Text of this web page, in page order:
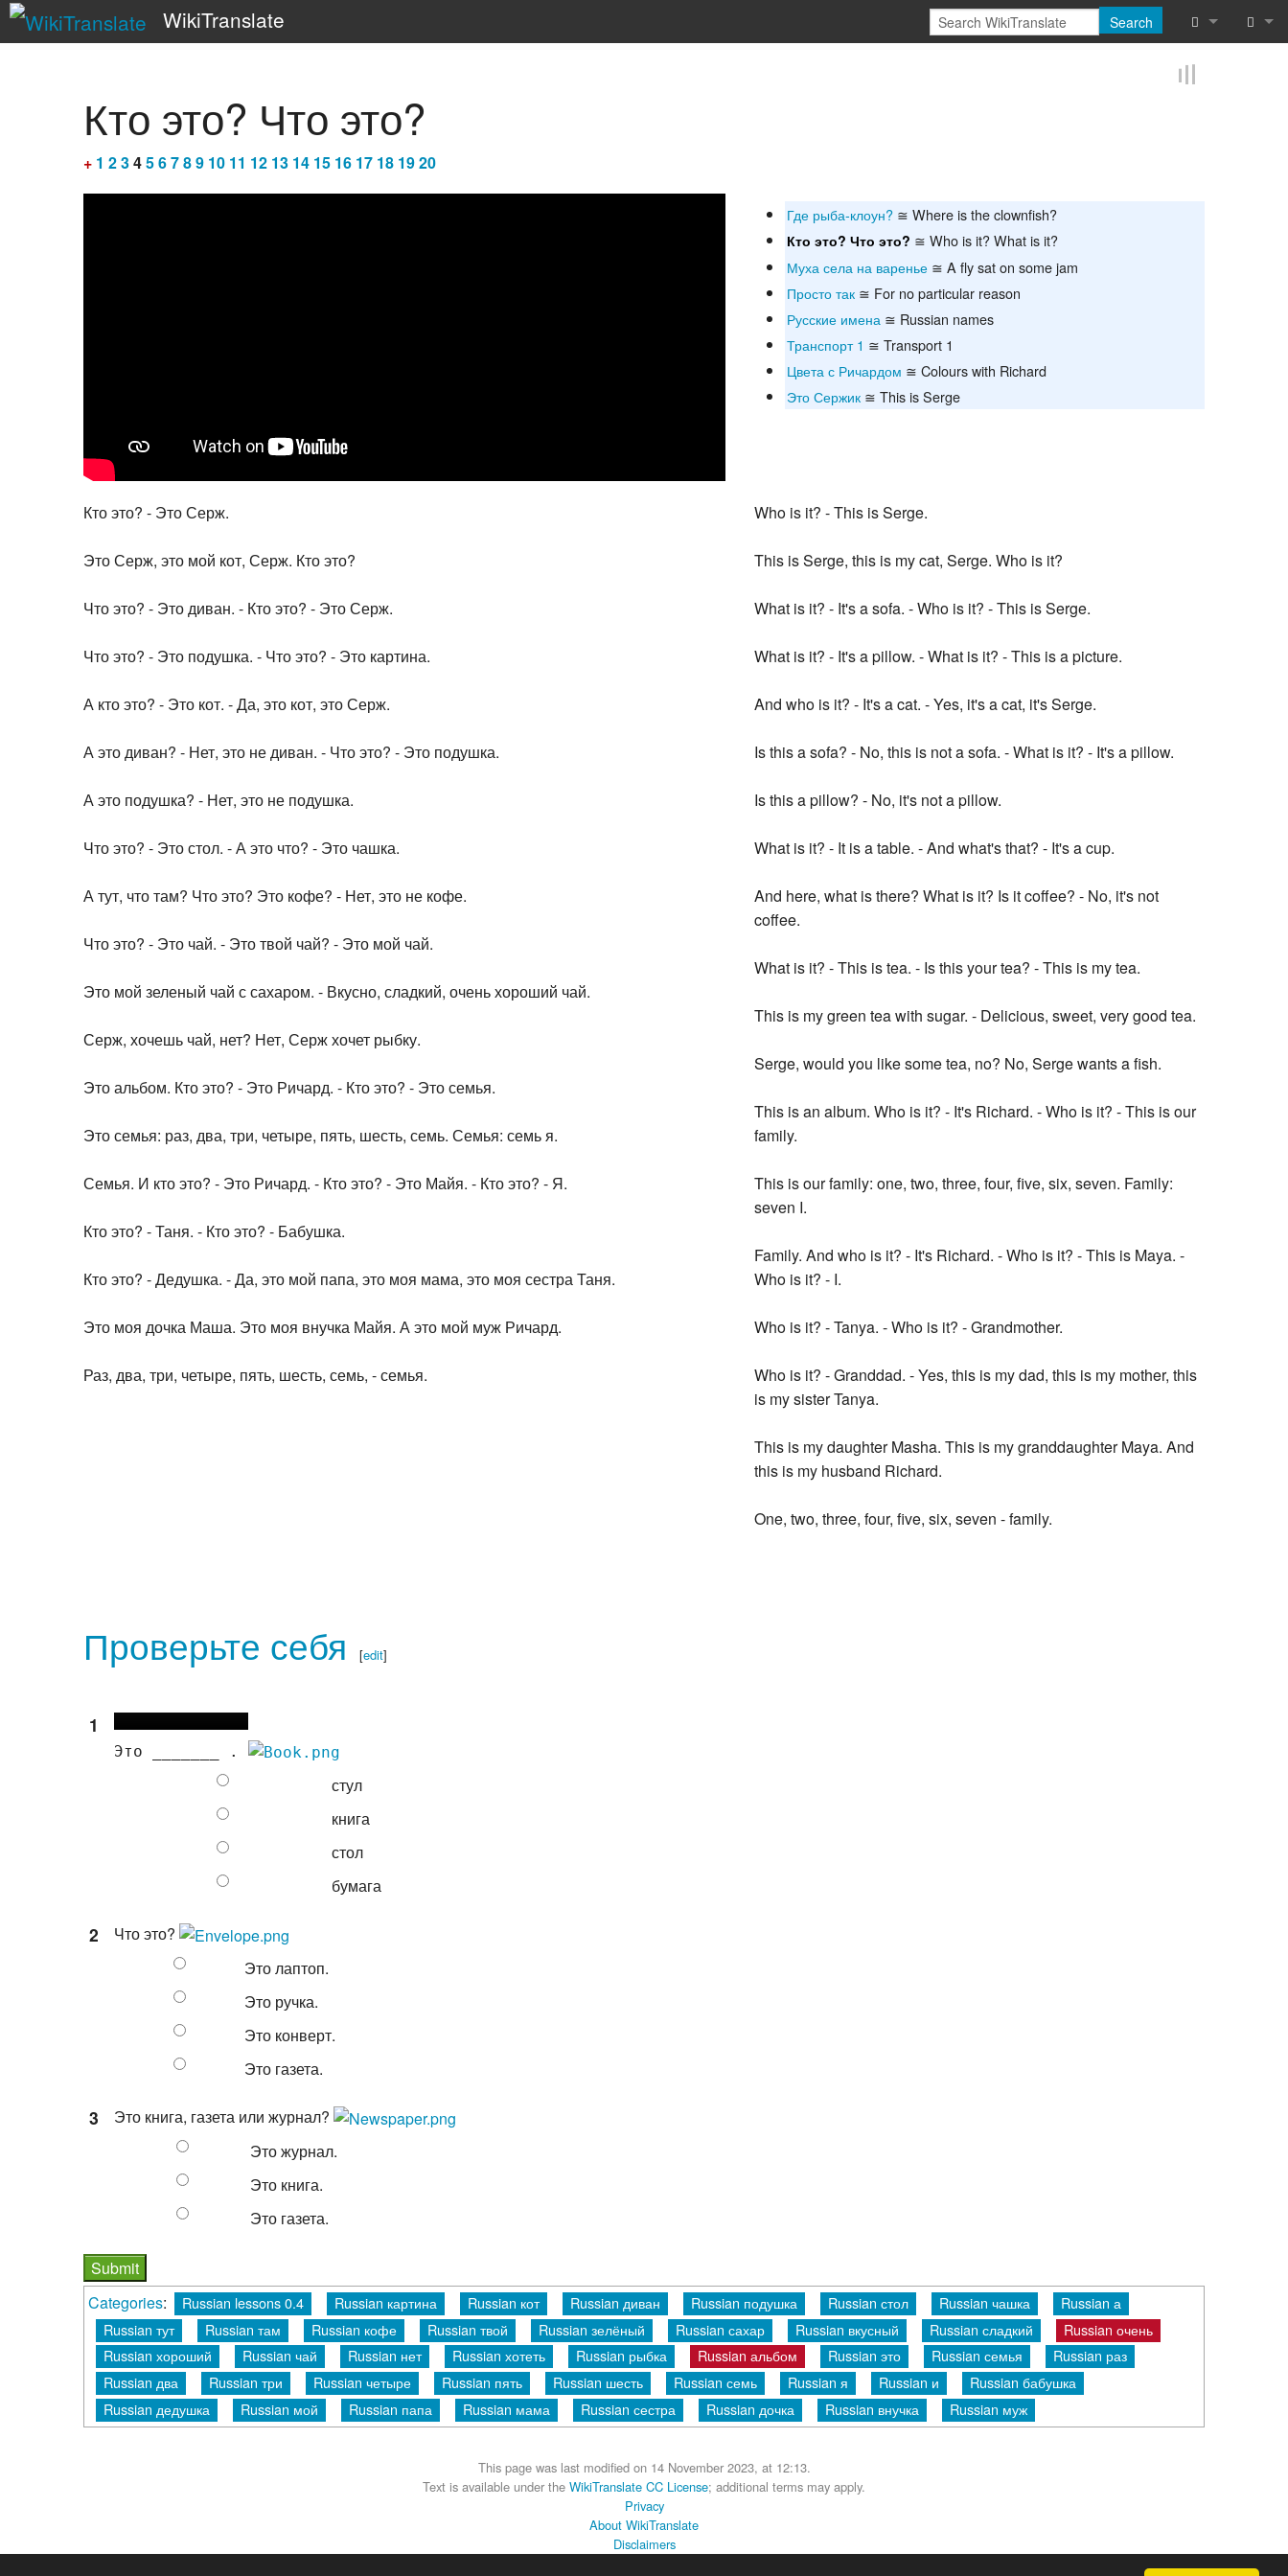
WikiTranslate Search
Кто это? Что это?
+ 1 23456789 10 11 12 13 14 15 16 17 18 1920
Где рыба-клоун? ≅ Where is the clownfish?
Кто это? Что это? ≅ Who is it? What is it?
Муха села на варенье ≅ A fly sat on some jam
Просто так ≅ For no particular reason
Русские имена ≅ Russian names
Транспорт 1 ≅ Transport 1
Цвета с Ричардом ≅ Colours with Richard
Это Сержик ≅ This is Serge
Кто это? - Это Серж.
Это Серж, это мой кот, Серж. Кто это?
Что это? - Это диван. - Кто это? - Это Серж.
Что это? - Это подушка. - Что это? - Это картина.
А кто это? - Это кот. - Да, это кот, это Серж.
А это диван? - Нет, это не диван. - Что это? - Это подушка.
А это подушка? - Нет, это не подушка.
Что это? - Это стол. - А это что? - Это чашка.
А тут, что там? Что это? Это кофе? - Нет, это не кофе.
Что это? - Это чай. - Это твой чай? - Это мой чай.
Это мой зеленый чай с сахаром. - Вкусно, сладкий, очень хороший чай.
Серж, хочешь чай, нет? Нет, Серж хочет рыбку.
Это альбом. Кто это? - Это Ричард. - Кто это? - Это семья.
Это семья: раз, два, три, четыре, пять, шесть, семь. Семья: семь я.
Семья. И кто это? - Это Ричард. - Кто это? - Это Майя. - Кто это? - Я.
Кто это? - Таня. - Кто это? - Бабушка.
Кто это? - Дедушка. - Да, это мой папа, это моя мама, это моя сестра Таня.
Это моя дочка Маша. Это моя внучка Майя. А это мой муж Ричард.
Раз, два, три, четыре, пять, шесть, семь, - семья.
Who is it? - This is Serge.
This is Serge, this is my cat, Serge. Who is it?
What is it? - It's a sofa. - Who is it? - This is Serge.
What is it? - It's a pillow. - What is it? - This is a picture.
And who is it? - It's a cat. - Yes, it's a cat, it's Serge.
Is this a sofa? - No, this is not a sofa. - What is it? - It's a pillow.
Is this a pillow? - No, it's not a pillow.
What is it? - It is a table. - And what's that? - It's a cup.
And here, what is there? What is it? Is it coffee? - No, it's not
coffee.
What is it? - This is tea. - Is this your tea? - This is my tea.
This is my green tea with sugar. - Delicious, sweet, very good tea.
Serge, would you like some tea, no? No, Serge wants a fish.
This is an album. Who is it? - It's Richard. - Who is it? - This is our
family.
This is our family: one, two, three, four, five, six, seven. Family:
seven I.
Family. And who is it? - It's Richard. - Who is it? - This is Maya. -
Who is it? - I.
Who is it? - Tanya. - Who is it? - Grandmother.
Who is it? - Granddad. - Yes, this is my dad, this is my mother, this
is my sister Tanya.
This is my daughter Masha. This is my granddaughter Maya. And
this is my husband Richard.
One, two, three, four, five, six, seven - family.
Проверьте себя [edit]
1
Это _______ .
стул
книга
стол
бумага
2
Что это?
Это лаптоп.
Это ручка.
Это конверт.
Это газета.
3
Это книга, газета или журнал?
Это журнал.
Это книга.
Это газета.
Categories: Russian lessons 0.4 Russian картина Russian кот Russian диван Russian подушка Russian стол Russian чашка
Russian а
Russian тут
Russian там Russian кофе Russian твой Russian зелёный Russian сахар Russian вкусный Russian сладкий
Russian очень
Russian хороший
Russian чай Russian нет Russian хотеть Russian рыбка Russian альбом Russian это Russian семья
Russian раз
Russian два
Russian три Russian четыре Russian пять Russian шесть Russian семь Russian я Russian и
Russian бабушка
Russian дедушка
Russian мой Russian папа Russian мама Russian сестра Russian дочка Russian внучка Russian муж
This page was last modified on 14 November 2023, at 12:13.
Text is available under the WikiTranslate CC License; additional terms may apply.
Privacy
About WikiTranslate
Disclaimers